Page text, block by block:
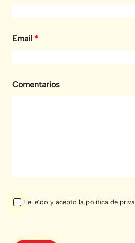
Email *
Comentarios
He leído y acepto la política de